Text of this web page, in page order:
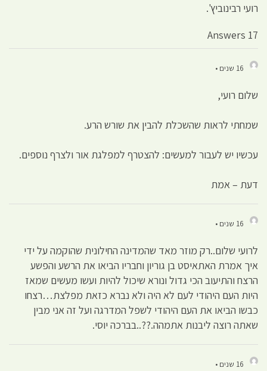
רועי רבינוביץ'.
17 Answers
16 שנים •
שלום רועי,
שמחתי לראות שהשכלת להבין את שורש הרע.
עכשיו יש לעבור למעשים: להצטרף למפלגת אור ולצרף נוספים.
דעת – אמת
16 שנים •
לרועי שלום..רק מוזר מאד שהמדינה החילונית שהוקמה על ידי
איך אמרת האתאיסט בן גוריון וחבריו הביאו את הרשע והפשע
הרצח והתיעוב הכי גדול ונורא שיכול להיות ועשו מעשים שמאז
היות העם היהודי לעם לא היה ולא נברא כזאת מפלצת…רצחו
כבשו הביאו את העם היהודי לשפל המדרגה ועל זה אני מבין
שאתה רוצה ליבנות אתמהה.??..בברכה יוסי.
16 שנים •